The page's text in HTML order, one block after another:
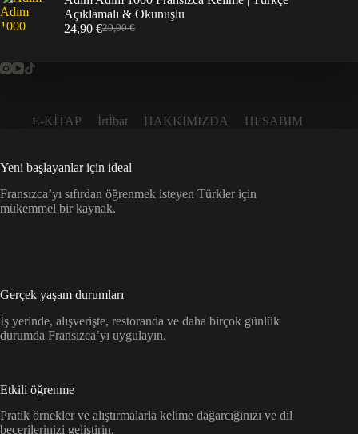
29,90 €.
Açıklamalı & Okunuşlu
29,90€
Orijinal
24,90 €Şu
E-KİTAP İrtİbat HAKKIMIZDA HESABIM
Yeni başlayanlar için ideal
Fransızca’yı sıfırdan öğrenmek isteyen Türkler için
mükemmel bir kaynak.
Gerçek yaşam durumları
İş yerinde, alışverişte, restoranda ve daha birçok günlük
durumda Fransızca’yı uygulayın.
Etkili öğrenme
Pratik örnekler ve alıştırmalarla kelime dağarcığınızı ve dil
becerilerinizi geliştirin.